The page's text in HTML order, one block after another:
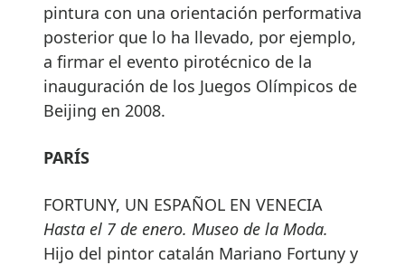
pintura con una orientación performativa
posterior que lo ha llevado, por ejemplo,
a firmar el evento pirotécnico de la
inauguración de los Juegos Olímpicos de
Beijing en 2008.
PARÍS
FORTUNY, UN ESPAÑOL EN VENECIA
Hasta el 7 de enero. Museo de la Moda.
Hijo del pintor catalán Mariano Fortuny y